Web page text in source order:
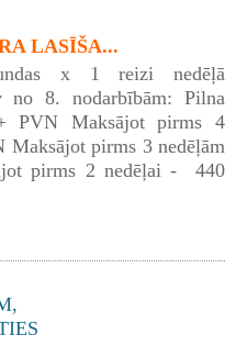
LASĪŠA...
x 1 reizi nedēļā
no 8. nodarbībām: Pilna
PVN Maksājot pirms 4
pirms 3 nedēļām
pirms 2 nedēļai - 440